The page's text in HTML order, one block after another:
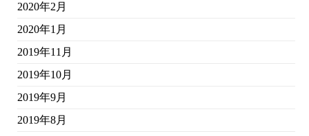
2020年2月
2020年1月
2019年11月
2019年10月
2019年9月
2019年8月